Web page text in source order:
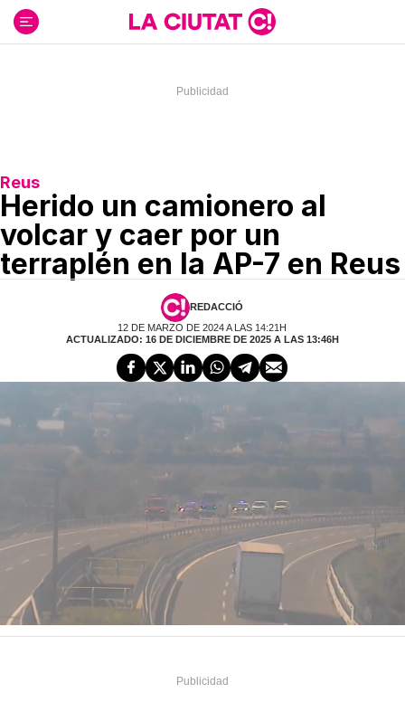
contenido
Reus
Herido un camionero al
volcar y caer por un
terraplén en la AP-7 en Reus
REDACCIÓ
12 DE MARZO DE 2024 A LAS 14:21H
ACTUALIZADO: 16 DE DICIEMBRE DE 2025 A LAS 13:46H